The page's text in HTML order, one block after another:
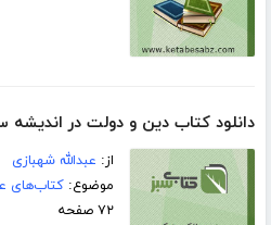
دانلود کتاب دین و دولت در
از: عبدالله شهبازی
موضوع:کتاب‌های
۷۲ صفحه